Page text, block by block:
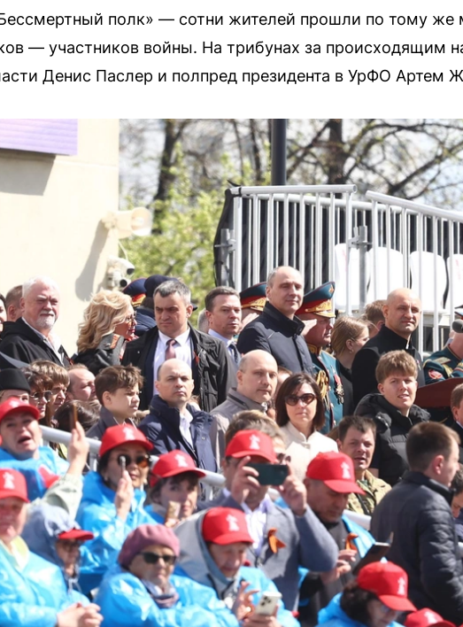
полк» — сотни жителей прошли по тому же
— участников войны. На трибунах за происходящим
Денис Паслер и полпред президента в УрФО Артем